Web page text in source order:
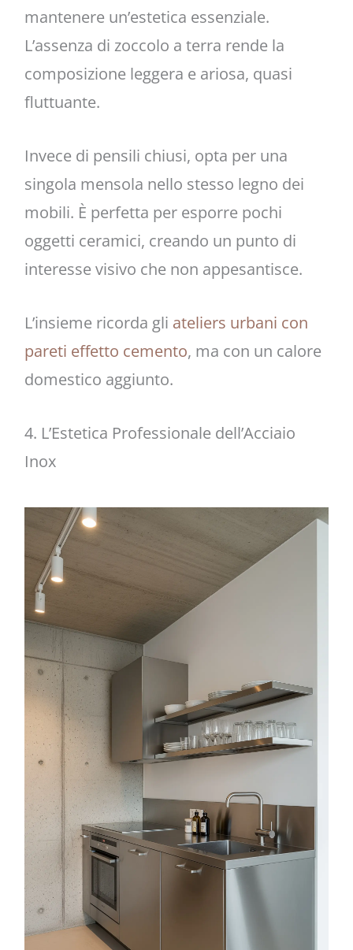
mantenere un’estetica essenziale.
L’assenza di zoccolo a terra rende la
composizione leggera e ariosa, quasi
fluttuante.
Invece di pensili chiusi, opta per una
singola mensola nello stesso legno dei
mobili. È perfetta per esporre pochi
oggetti ceramici, creando un punto di
interesse visivo che non appesantisce.
L’insieme ricorda gli ateliers urbani con
pareti effetto cemento, ma con un calore
domestico aggiunto.
4. L’Estetica Professionale dell’Acciaio
Inox